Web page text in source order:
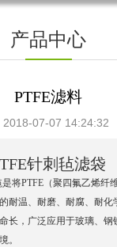
产品中心
PTFE滤料
2018-07-07 14:24:32
针刺毡滤袋
将PTFE（聚四氟乙烯纤
耐温、耐磨、耐腐、耐化
长，广泛应用于玻璃、钢
。